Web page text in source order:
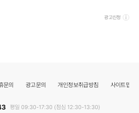
광고신청
문의 광고문의 개인정보취급방침 사이트맵
평일 09:30-17:30 (점심 12:30-13:30)